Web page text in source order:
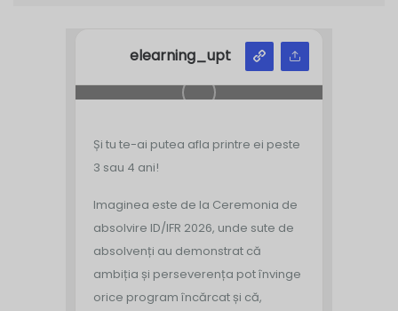
elearning_upt
Și tu te-ai putea afla printre ei peste
3 sau 4 ani!
Imaginea este de la Ceremonia de
absolvire ID/IFR 2026, unde sute de
absolvenți au demonstrat că
ambiția și perseverența pot învinge
orice program încărcat și că,